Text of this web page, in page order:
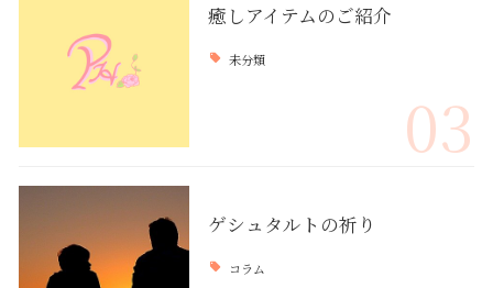
癒しアイテムのご紹介
未分類
03
ゲシュタルトの祈り
コラム